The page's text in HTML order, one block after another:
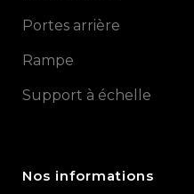
Portes arrière
Rampe
Support à échelle
Nos informations